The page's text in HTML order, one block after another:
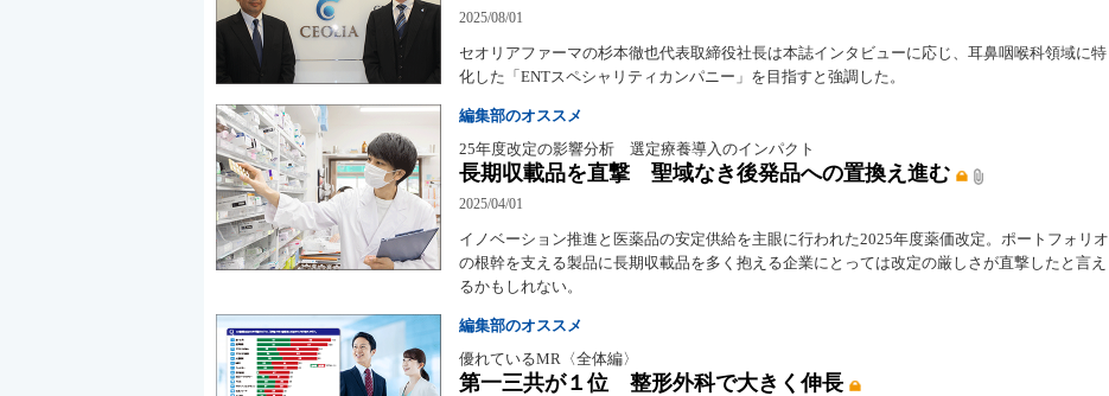
2025/08/01
セオリアファーマの杉本徹也代表取締役社長は本誌インタビューに応じ、耳鼻咽喉科領域に特
化した「ENTスペシャリティカンパニー」を目指すと強調した。
編集部のオススメ
25年度改定の影響分析 選定療養導入のインパクト
長期収載品を直撃 聖域なき後発品への置換え進む
2025/04/01
イノベーション推進と医薬品の安定供給を主眼に行われた2025年度薬価改定。ポートフォリオ
の根幹を支える製品に長期収載品を多く抱える企業にとっては改定の厳しさが直撃したと言え
るかもしれない。
編集部のオススメ
優れているMR〈全体編〉
第一三共が１位 整形外科で大きく伸長